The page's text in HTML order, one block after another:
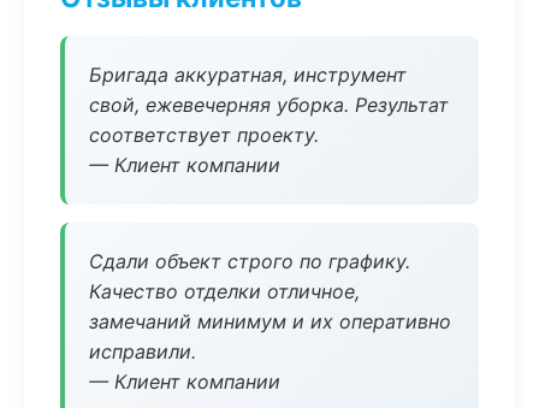
Бригада аккуратная, инструмент
свой, ежевечерняя уборка. Результат
соответствует проекту.
— Клиент компании
Сдали объект строго по графику.
Качество отделки отличное,
замечаний минимум и их оперативно
исправили.
— Клиент компании